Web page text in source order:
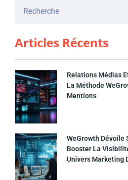
Articles Récents
Relations Médias
La Méthode
Mentions
WeGrowth Dévoile
Booster La
Univers Marketing